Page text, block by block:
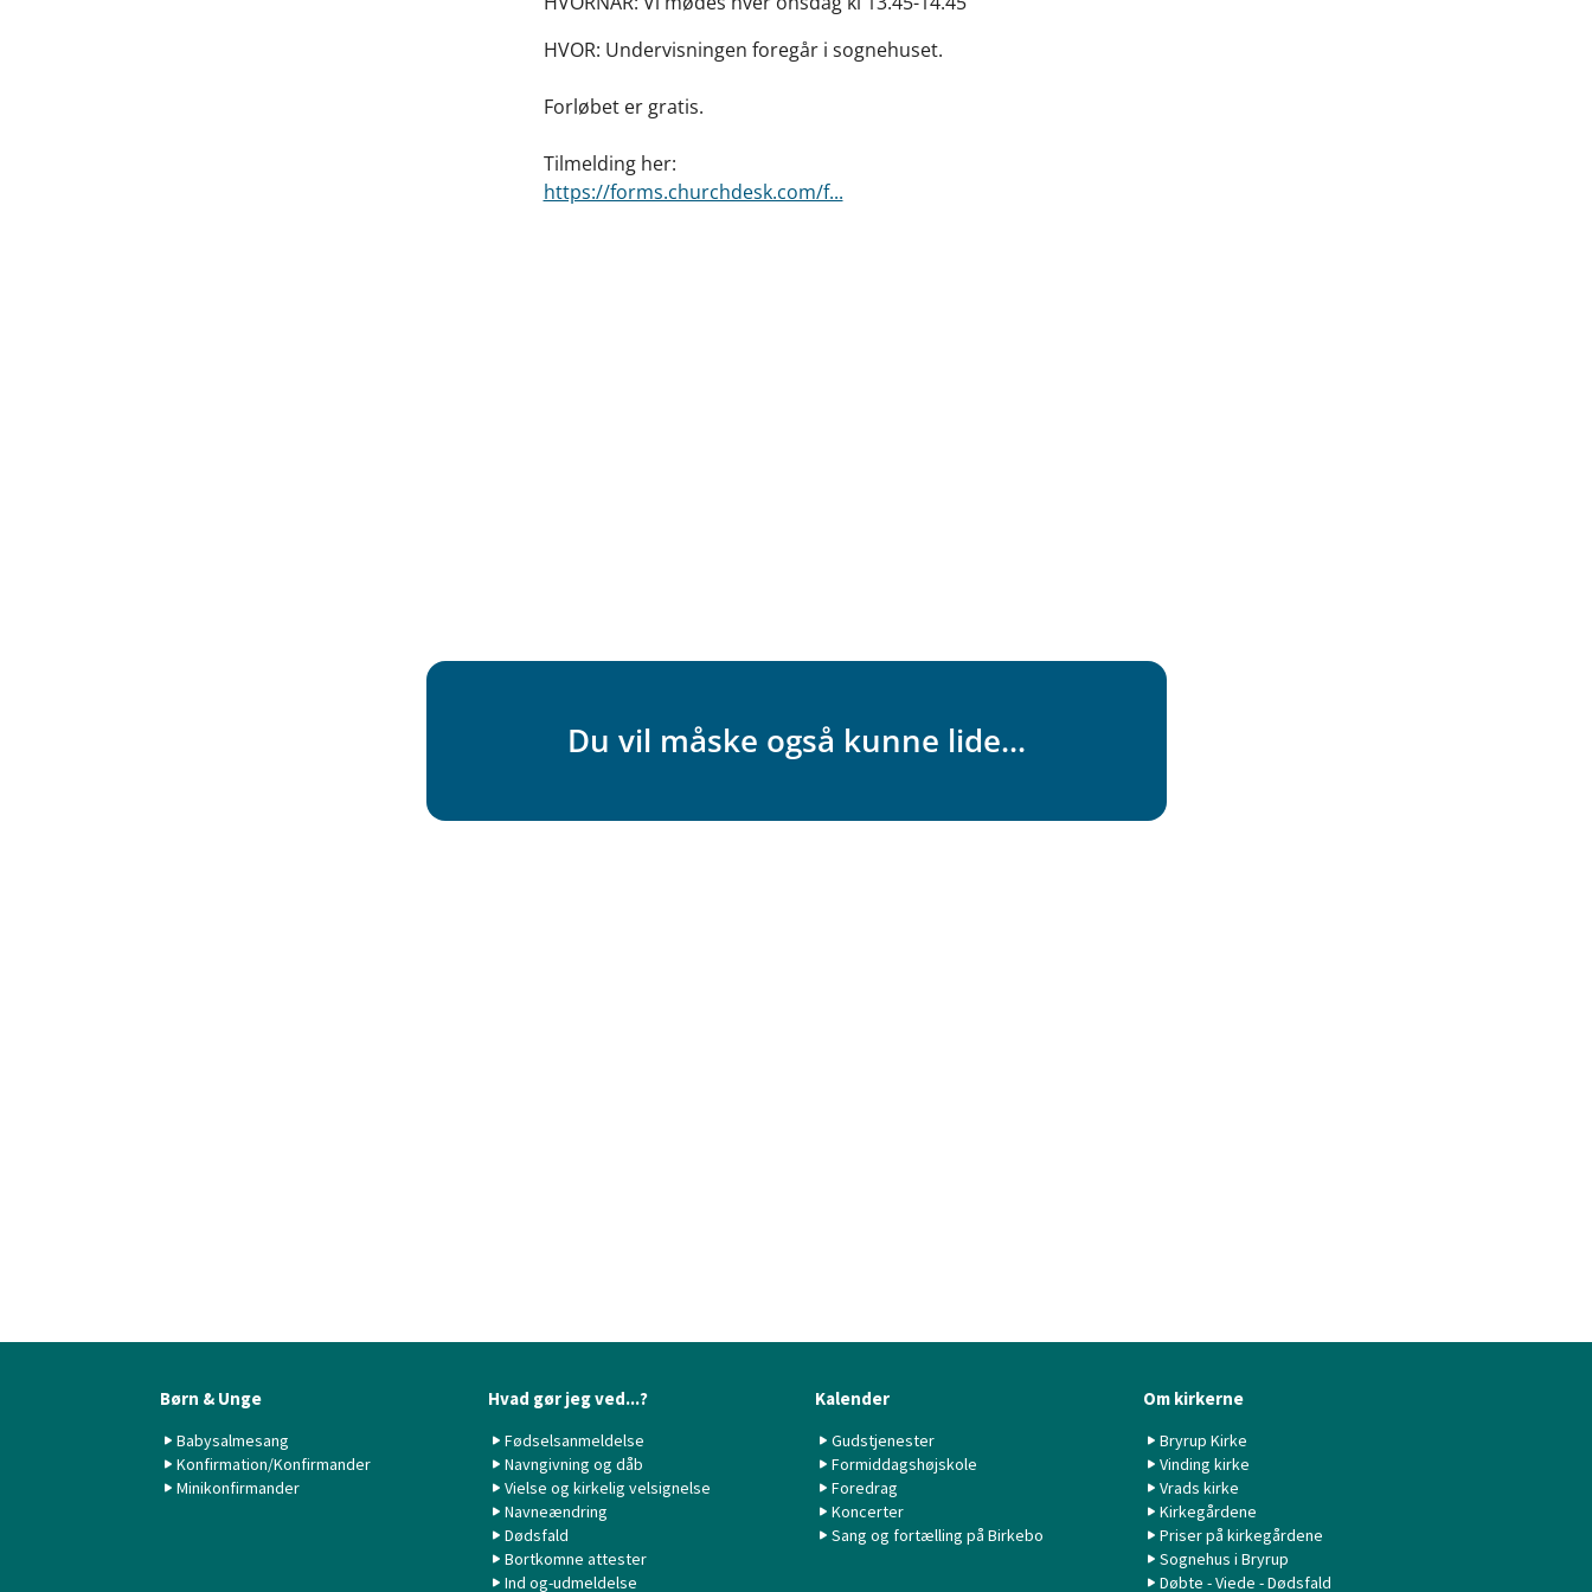
HVOR: Undervisningen foregår i sognehuset.
Forløbet er gratis.
Tilmelding her:
https://forms.churchdesk.com/f...
Du vil måske også kunne lide...
Børn & Unge
Babysalmesang
Konfirmation/Konfirmander
Minikonfirmander
Hvad gør jeg ved...?
Fødselsanmeldelse
Navngivning og dåb
Vielse og kirkelig velsignelse
Navneændring
Dødsfald
Bortkomne attester
Ind og-udmeldelse
Kalender
Gudstjenester
Formiddagshøjskole
Foredrag
Koncerter
Sang og fortælling på Birkebo
Om kirkerne
Bryrup Kirke
Vinding kirke
Vrads kirke
Kirkegårdene
Priser på kirkegårdene
Sognehus i Bryrup
Døbte - Viede - Dødsfald